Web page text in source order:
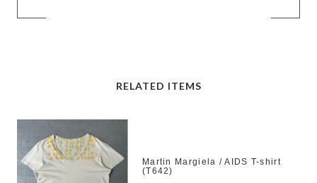
RELATED ITEMS
Martin Margiela / AIDS T-shirt
(T642)